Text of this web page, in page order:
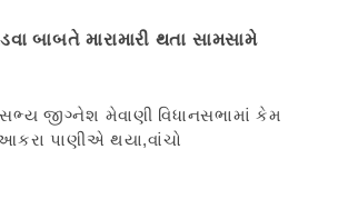
બાબતે મારામારી થતા સામસામે